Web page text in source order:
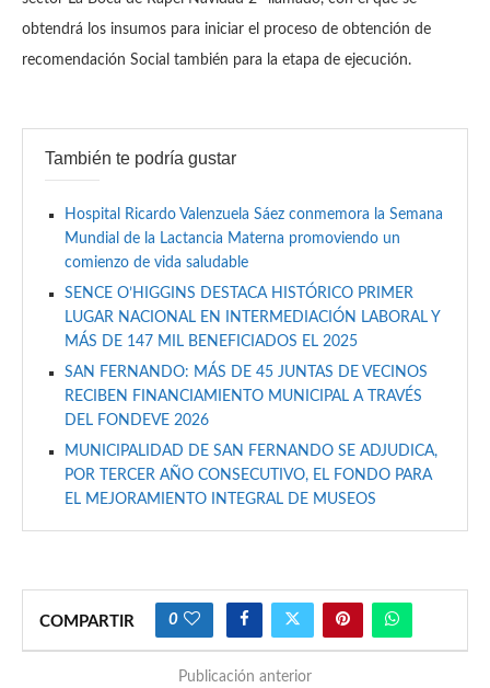
obtendrá los insumos para iniciar el proceso de obtención de
recomendación Social también para la etapa de ejecución.
También te podría gustar
Hospital Ricardo Valenzuela Sáez conmemora la Semana
Mundial de la Lactancia Materna promoviendo un
comienzo de vida saludable
SENCE O’HIGGINS DESTACA HISTÓRICO PRIMER
LUGAR NACIONAL EN INTERMEDIACIÓN LABORAL Y
MÁS DE 147 MIL BENEFICIADOS EL 2025
SAN FERNANDO: MÁS DE 45 JUNTAS DE VECINOS
RECIBEN FINANCIAMIENTO MUNICIPAL A TRAVÉS
DEL FONDEVE 2026
MUNICIPALIDAD DE SAN FERNANDO SE ADJUDICA,
POR TERCER AÑO CONSECUTIVO, EL FONDO PARA
EL MEJORAMIENTO INTEGRAL DE MUSEOS
COMPARTIR 0
Publicación anterior